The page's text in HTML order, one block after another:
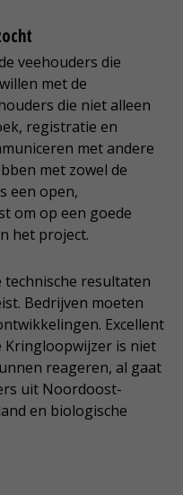
veehouders die
met de
die niet alleen
registratie en
met andere
met zowel de
een open,
om op een goede
het project.
technische resultaten
Bedrijven moeten
Excellent
Kringloopwijzer is niet
reageren, al gaat
uit Noordoost-
en biologische